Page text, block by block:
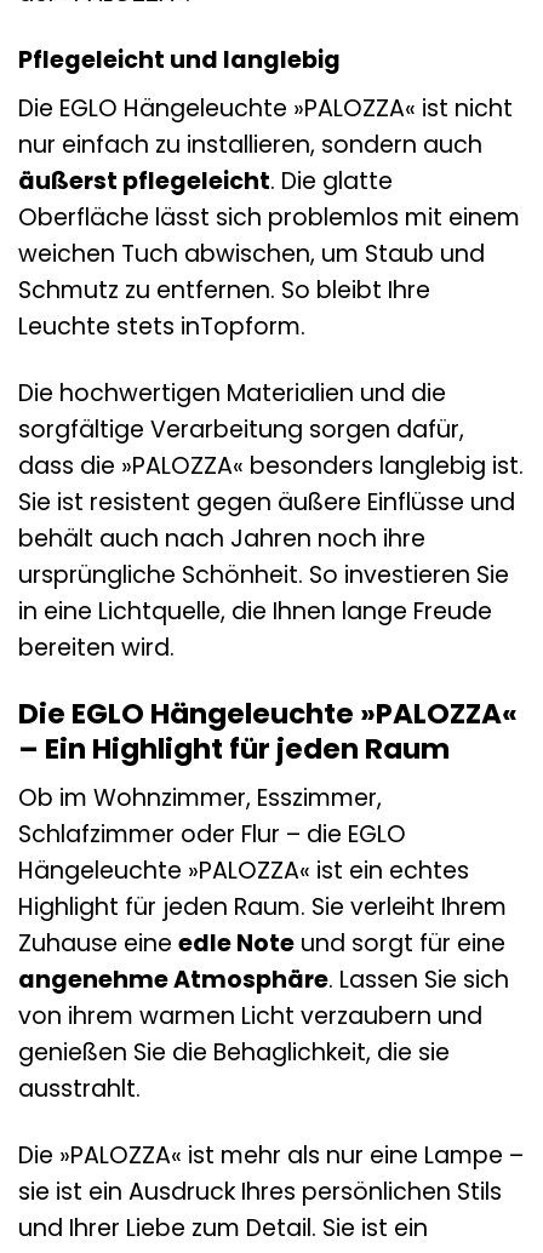
Pflegeleicht und langlebig
Die EGLO Hängeleuchte »PALOZZA« ist nicht
nur einfach zu installieren, sondern auch
äußerst pflegeleicht. Die glatte
Oberfläche lässt sich problemlos mit einem
weichen Tuch abwischen, um Staub und
Schmutz zu entfernen. So bleibt Ihre
Leuchte stets inTopform.
Die hochwertigen Materialien und die
sorgfältige Verarbeitung sorgen dafür,
dass die »PALOZZA« besonders langlebig ist.
Sie ist resistent gegen äußere Einflüsse und
behält auch nach Jahren noch ihre
ursprüngliche Schönheit. So investieren Sie
in eine Lichtquelle, die Ihnen lange Freude
bereiten wird.
Die EGLO Hängeleuchte »PALOZZA«
– Ein Highlight für jeden Raum
Ob im Wohnzimmer, Esszimmer,
Schlafzimmer oder Flur – die EGLO
Hängeleuchte »PALOZZA« ist ein echtes
Highlight für jeden Raum. Sie verleiht Ihrem
Zuhause eine edle Note und sorgt für eine
angenehme Atmosphäre. Lassen Sie sich
von ihrem warmen Licht verzaubern und
genießen Sie die Behaglichkeit, die sie
ausstrahlt.
Die »PALOZZA« ist mehr als nur eine Lampe –
sie ist ein Ausdruck Ihres persönlichen Stils
und Ihrer Liebe zum Detail. Sie ist ein